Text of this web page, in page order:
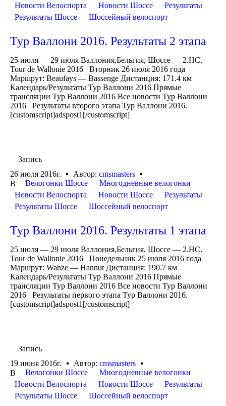
Новости Велоспорта
Новости Шоссе
Результаты
Результаты Шоссе
Шоссейный велоспорт
Тур Валлони 2016. Результаты 2 этапа
25 июля — 29 июля Валлония,Бельгия, Шоссе — 2.HC.
Tour de Wallonie 2016 Вторник 26 июля 2016 года
Маршрут: Beaufays — Bassenge Дистанция: 171.4 км
Календарь/Результаты Тур Валлони 2016 Прямые
трансляции Тур Валлони 2016 Все новости Тур Валлони
2016 Результаты второго этапа Тур Валлони 2016.
[customscript]adspost1[/customscript]
Запись
26 июля 2016г.
Автор: cmsmasters
В
Велогонки Шоссе
Многодневные велогонки
Новости Велоспорта
Новости Шоссе
Результаты
Результаты Шоссе
Шоссейный велоспорт
Тур Валлони 2016. Результаты 1 этапа
25 июля — 29 июля Валлония,Бельгия, Шоссе — 2.HC.
Tour de Wallonie 2016 Понедельник 25 июля 2016 года
Маршрут: Wanze — Hannut Дистанция: 190.7 км
Календарь/Результаты Тур Валлони 2016 Прямые
трансляции Тур Валлони 2016 Все новости Тур Валлони
2016 Результаты первого этапа Тур Валлони 2016.
[customscript]adspost1[/customscript]
Запись
19 июня 2016г.
Автор: cmsmasters
В
Велогонки Шоссе
Многодневные велогонки
Новости Велоспорта
Новости Шоссе
Результаты
Результаты Шоссе
Шоссейный велоспорт